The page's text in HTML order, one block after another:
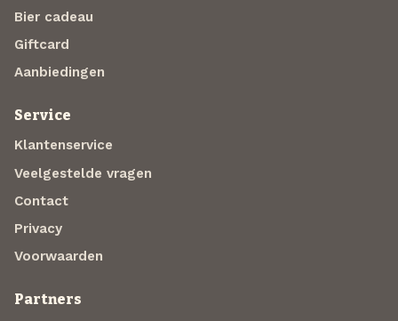
Bier cadeau
Giftcard
Aanbiedingen
Service
Klantenservice
Veelgestelde vragen
Contact
Privacy
Voorwaarden
Partners